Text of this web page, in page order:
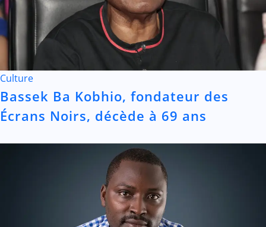
Culture
Bassek Ba Kobhio, fondateur des
Écrans Noirs, décède à 69 ans